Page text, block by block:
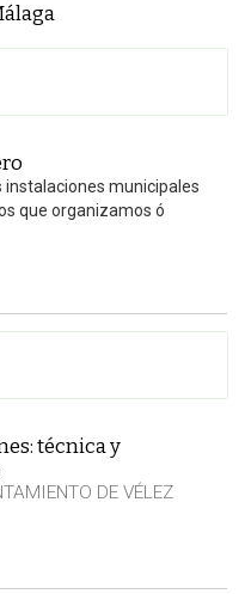
municipales
que organizamos ó
técnica y
DE VÉLEZ